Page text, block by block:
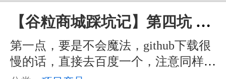
【谷粒商城踩坑记】第四坑 nacos 闪退问题
第一点，要是不会魔法，github下载很
慢的话，直接去百度一个，注意同样是